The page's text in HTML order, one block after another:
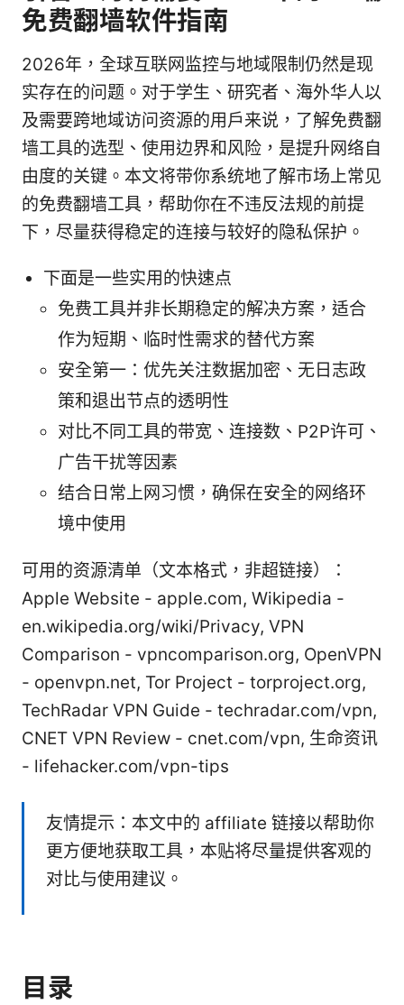
免费翻墙软件指南
2026年，全球互联网监控与地域限制仍然是现
实存在的问题。对于学生、研究者、海外华人以
及需要跨地域访问资源的用户来说，了解免费翻
墙工具的选型、使用边界和风险，是提升网络自
由度的关键。本文将带你系统地了解市场上常见
的免费翻墙工具，帮助你在不违反法规的前提
下，尽量获得稳定的连接与较好的隐私保护。
下面是一些实用的快速点
免费工具并非长期稳定的解决方案，适合
作为短期、临时性需求的替代方案
安全第一：优先关注数据加密、无日志政
策和退出节点的透明性
对比不同工具的带宽、连接数、P2P许可、
广告干扰等因素
结合日常上网习惯，确保在安全的网络环
境中使用
可用的资源清单（文本格式，非超链接）：
Apple Website - apple.com, Wikipedia -
en.wikipedia.org/wiki/Privacy, VPN
Comparison - vpncomparison.org, OpenVPN
- openvpn.net, Tor Project - torproject.org,
TechRadar VPN Guide - techradar.com/vpn,
CNET VPN Review - cnet.com/vpn, 生命资讯
- lifehacker.com/vpn-tips
友情提示：本文中的 affiliate 链接以帮助你
更方便地获取工具，本贴将尽量提供客观的
对比与使用建议。
目录